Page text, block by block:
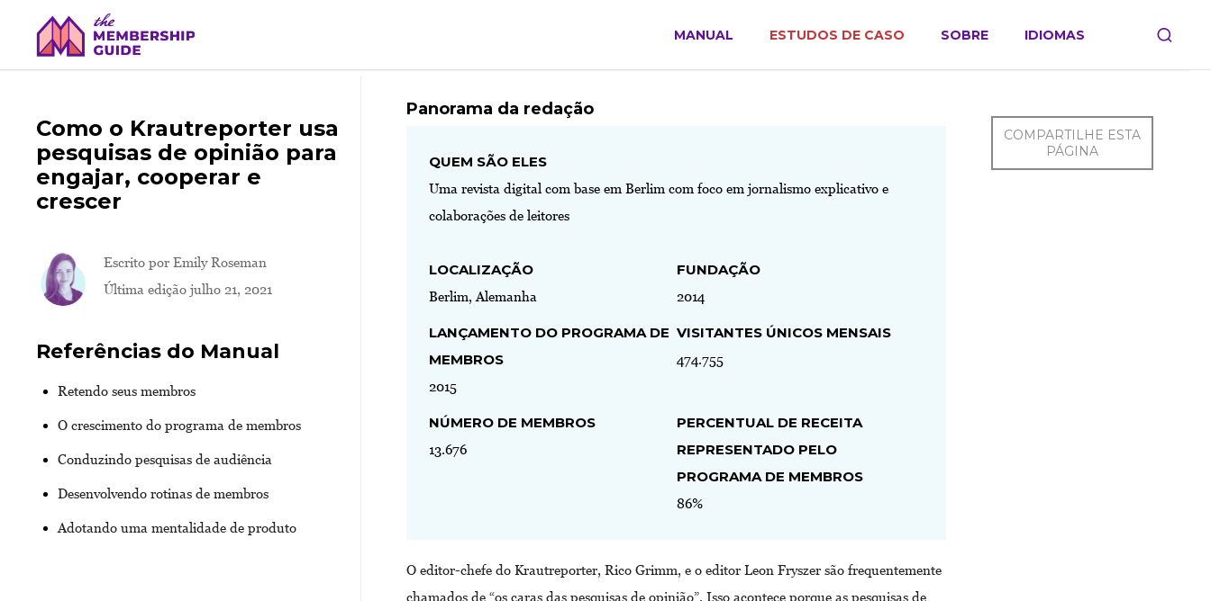
MANUAL ESTUDOS DE CASO SOBRE IDIOMAS
Como o Krautreporter usa
pesquisas de opinião para
engajar, cooperar e
crescer
Escrito por Emily Roseman
Última edição julho 21, 2021
Referências do Manual
Retendo seus membros
O crescimento do programa de membros
Conduzindo pesquisas de audiência
Desenvolvendo rotinas de membros
Adotando uma mentalidade de produto
Panorama da redação
QUEM SÃO ELES
Uma revista digital com base em Berlim com foco em jornalismo explicativo e
colaborações de leitores
LOCALIZAÇÃO
Berlim, Alemanha
FUNDAÇÃO
2014
LANÇAMENTO DO PROGRAMA DE
MEMBROS
2015
VISITANTES ÚNICOS MENSAIS
474.755
NÚMERO DE MEMBROS
13.676
PERCENTUAL DE RECEITA
REPRESENTADO PELO
PROGRAMA DE MEMBROS
86%
O editor-chefe do Krautreporter, Rico Grimm, e o editor Leon Fryszer são frequentemente
chamados de “os caras das pesquisas de opinião”. Isso acontece porque as pesquisas de
COMPARTILHE ESTA
PÁGINA